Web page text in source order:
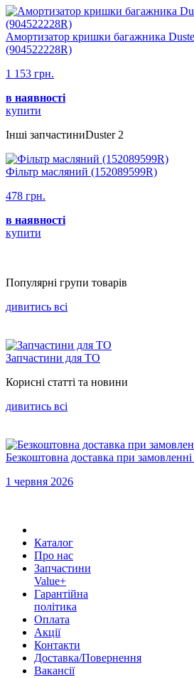
Амортизатор кришки багажника
(904522228R)
1 153 грн.
в наявності
купити
Інші запчастиниDuster 2
Фільтр масляний (152089599R)
478 грн.
в наявності
купити
Популярнi групи товарiв
дивитись всi
Запчастини для ТО
Корисні статті та новини
дивитись всi
Безкоштовна доставка при замовленні
1 червня 2026
Каталог
Про нас
Запчастини
Value+
Гарантійна
політика
Оплата
Акції
Контакти
Доставка/Повернення
Вакансії